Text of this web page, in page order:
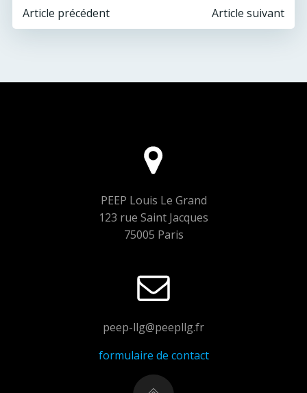
Post
Article précédent
Post Article suivant
PEEP Louis Le Grand
123 rue Saint Jacques
75005 Paris
peep-llg@peepllg.fr
formulaire de contact